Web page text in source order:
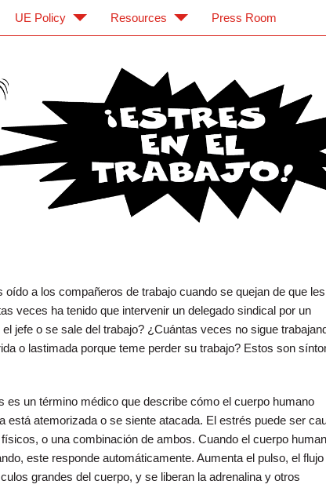
el Trabajo
a los compañeros de trabajo cuando se quejan de que les
veces ha tenido que intervenir un delegado sindical por un
jefe o se sale del trabajo? ¿Cuántas veces no sigue
o lastimada porque teme perder su trabajo? Estos son
es un término médico que describe cómo el cuerpo humano
está atemorizada o se siente atacada. El estrés puede ser
o una combinación de ambos. Cuando el cuerpo
este responde automáticamente. Aumenta el pulso, el flujo
grandes del cuerpo, y se liberan la adrenalina y otros
UE Policy Resources Press Room